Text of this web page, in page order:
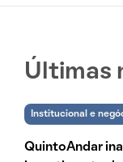
Últimas
Institucional e
QuintoAndar